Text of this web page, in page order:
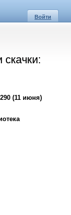
Войти
скачки:
(11 июня)